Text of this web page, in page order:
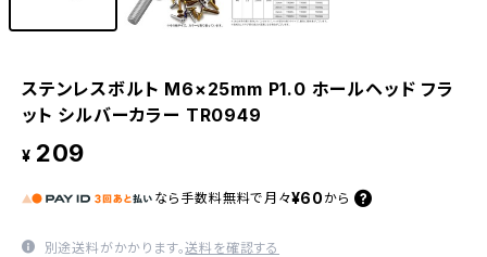
ステンレスボルト M6×25mm P1.0 ホールヘッド フラ
ット シルバーカラー TR0949
¥ 209
なら 手数料無料で 月々¥60 から
別途送料がかかります。送料を確認する